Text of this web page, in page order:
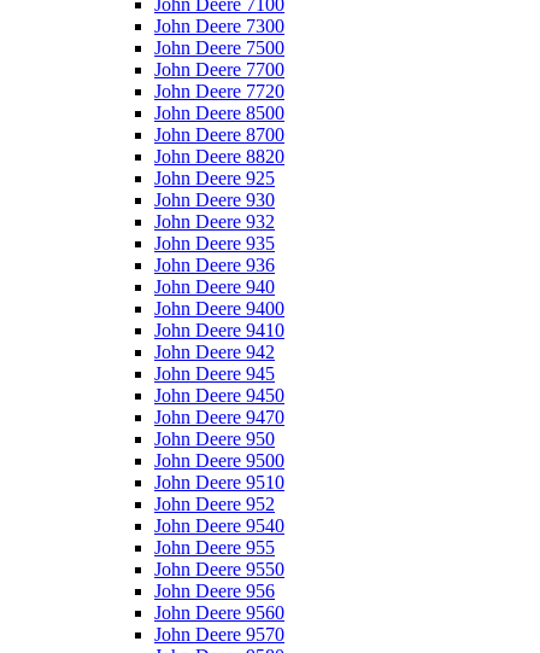
John Deere 7100
John Deere 7300
John Deere 7500
John Deere 7700
John Deere 7720
John Deere 8500
John Deere 8700
John Deere 8820
John Deere 925
John Deere 930
John Deere 932
John Deere 935
John Deere 936
John Deere 940
John Deere 9400
John Deere 9410
John Deere 942
John Deere 945
John Deere 9450
John Deere 9470
John Deere 950
John Deere 9500
John Deere 9510
John Deere 952
John Deere 9540
John Deere 955
John Deere 9550
John Deere 956
John Deere 9560
John Deere 9570